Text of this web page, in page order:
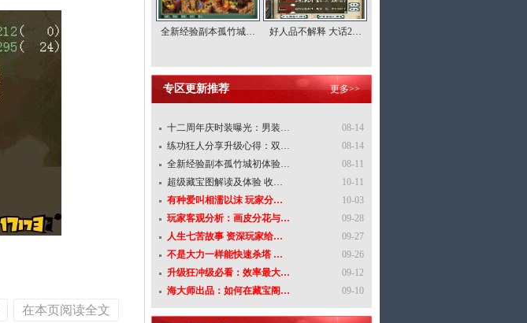
在本页阅读全文
全新经验副本孤竹城… 好人品不解释 大话2…
专区更新推荐 更多>>
08-14
十二周年庆时装曝光：男装…
08-14
练功狂人分享升级心得：双…
08-11
全新经验副本孤竹城初体验…
10-11
超级藏宝图解读及体验 收…
10-03
有种爱叫相濡以沫 玩家分…
09-28
玩家客观分析：画皮分花与…
09-27
人生七苦故事 资深玩家给…
09-26
不是大力一样能快速杀塔 …
09-12
升级狂冲级必看：效率最大…
09-10
海大师出品：如何在藏宝阁…